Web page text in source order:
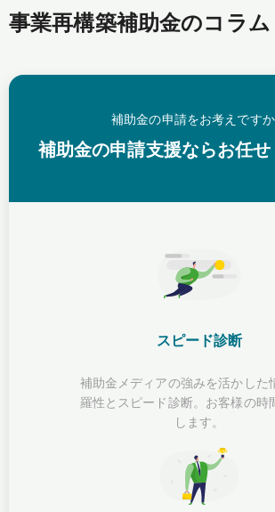
事業再構築補助金のコラム
補助金の申請をお考えですか
補助金の申請支援ならお任せ
スピード診断
補助金メディアの強みを活かした
羅性とスピード診断。お客様の時
します。